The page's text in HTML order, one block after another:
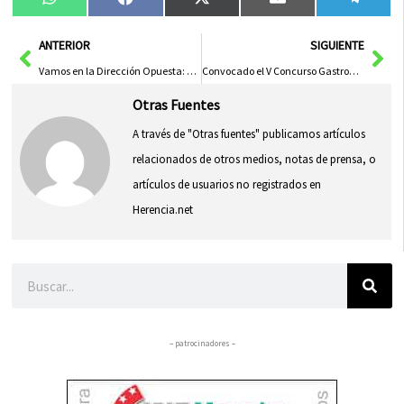
Compartir
en
WhatsAppCompartir
en
FacebookCompartir
en
X
(Twitter)
Compartir
en
Email
en
AntANTERIOR
Vamos en la Dirección Opuesta: Reflexiones y Desafíos
SIGUIENTE
Convocado el V Concurso Gastronómico del Potaje de Manzanares en el Carnaval 2024
Otras Fuentes
A través de "Otras fuentes" publicamos artículos
relacionados de otros medios, notas de prensa, o
artículos de usuarios no registrados en
Herencia.net
– patrocinadores –